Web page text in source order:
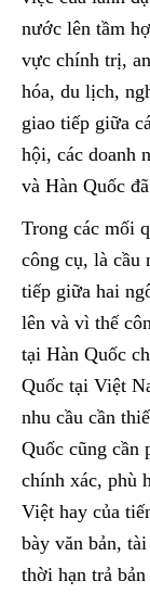
nước lên tầm
vực chính trị,
hóa, du lịch,
giao tiếp giữa
hội, các doanh
và Hàn Quốc
Trong các mối
công cụ, là cầu
tiếp giữa hai
lên và vì thế
tại Hàn Quốc
Quốc tại Việt
nhu cầu cần
Quốc cũng cần
chính xác, phù
Việt hay của
bày văn bản,
thời hạn trả